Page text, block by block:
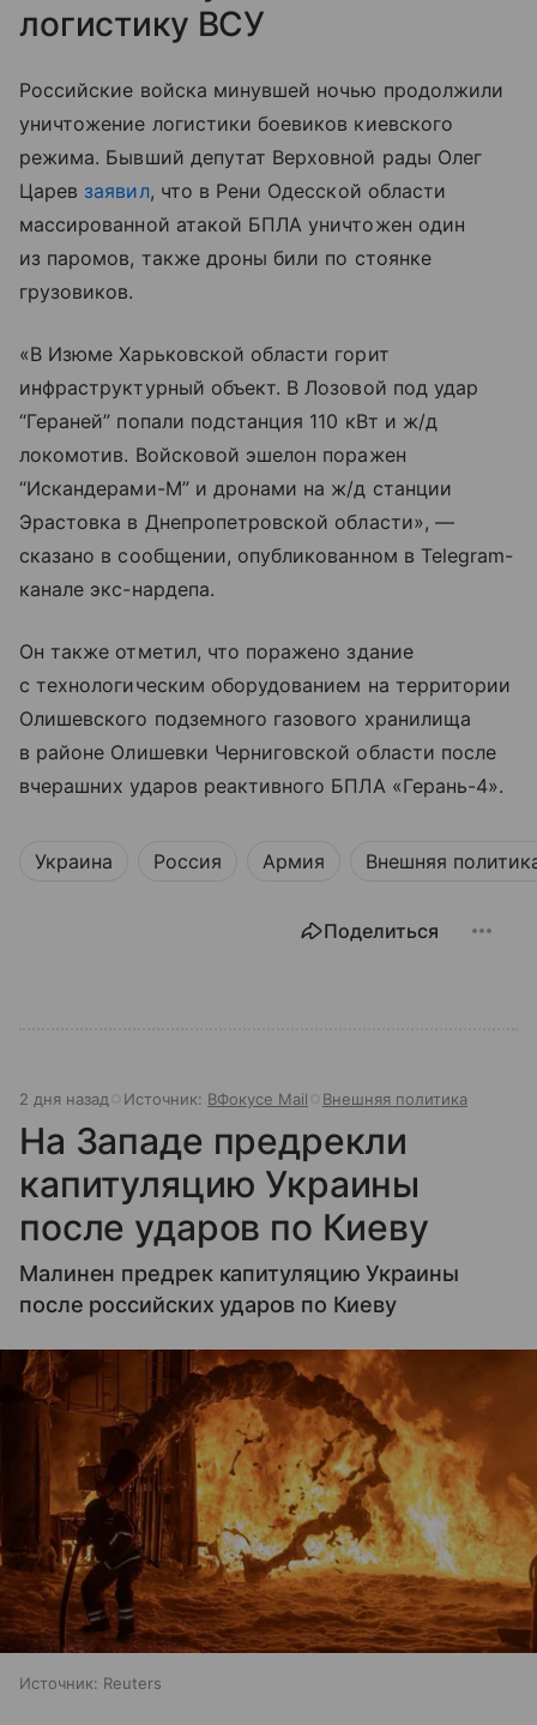
логистику ВСУ
Российские войска минувшей ночью продолжили
уничтожение логистики боевиков киевского
режима. Бывший депутат Верховной рады Олег
Царев заявил, что в Рени Одесской области
массированной атакой БПЛА уничтожен один
из паромов, также дроны били по стоянке
грузовиков.
«В Изюме Харьковской области горит
инфраструктурный объект. В Лозовой под удар
“Гераней” попали подстанция 110 кВт и ж/д
локомотив. Войсковой эшелон поражен
“Искандерами-М” и дронами на ж/д станции
Эрастовка в Днепропетровской области», —
сказано в сообщении, опубликованном в Telegram-
канале экс-нардепа.
Он также отметил, что поражено здание
с технологическим оборудованием на территории
Олишевского подземного газового хранилища
в районе Олишевки Черниговской области после
вчерашних ударов реактивного БПЛА «Герань-4».
Украина Россия Армия Внешняя
Поделиться
2 дня назад Источник: ВФокусе Mail Внешняя политика
На Западе предрекли
капитуляцию Украины
после ударов по Киеву
Малинен предрек капитуляцию Украины
после российских ударов по Киеву
Источник: Reuters